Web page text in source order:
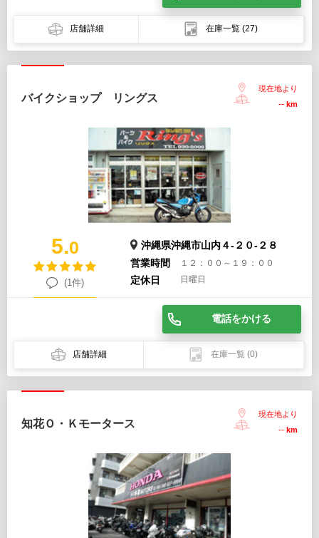
店舗詳細 在庫一覧 (27)
バイクショップ リングス
現在地より
-- km
5.0
(1件)
沖縄県沖縄市山内４-２０-２８
営業時間
１２：００～１９：００
定休日 日曜日
電話をかける
店舗詳細 在庫一覧 (0)
知花Ｏ・Ｋモータース
現在地より
-- km